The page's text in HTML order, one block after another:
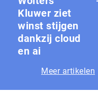
Kluwer ziet
winst stijgen
dankzij cloud
en ai
Meer artikelen